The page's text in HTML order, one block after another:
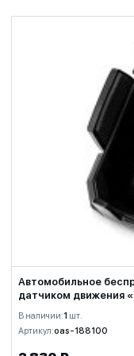
Автомобильное
датчиком движения
В наличии:1 шт.
Артикул:oas-188100